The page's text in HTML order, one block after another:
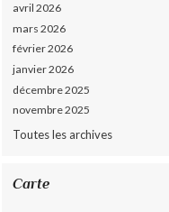
avril 2026
mars 2026
février 2026
janvier 2026
décembre 2025
novembre 2025
Toutes les archives
Carte